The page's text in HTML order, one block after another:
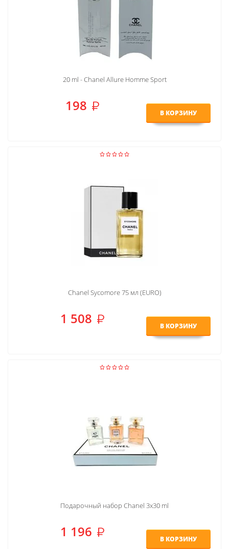
20 ml - Chanel Allure Homme Sport
198 В КОРЗИНУ
Chanel Sycomore 75 мл (EURO)
1 508 В КОРЗИНУ
Подарочный набор Chanel 3x30 ml
1 196 В КОРЗИНУ